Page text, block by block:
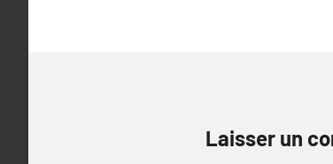
Laisser un